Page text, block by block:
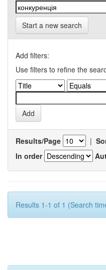
Start a new search
Add filters:
Use filters to refine the
Results/Page |
In order
Results 1-1 of 1 (Search